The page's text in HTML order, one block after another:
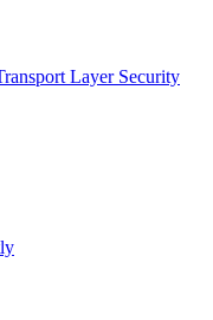
Layer Security